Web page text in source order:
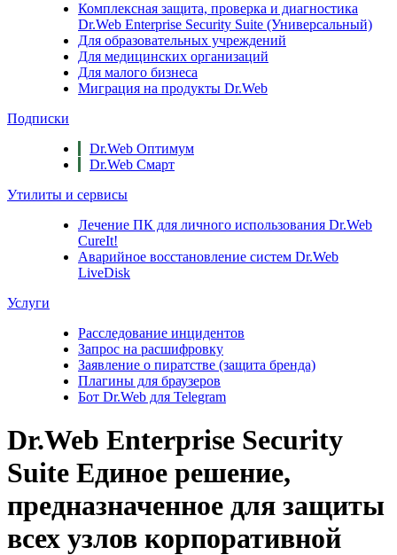
Комплексная защита, проверка и диагностика
Dr.Web Enterprise Security Suite (Универсальный)
Для образовательных учреждений
Для медицинских организаций
Для малого бизнеса
Миграция на продукты Dr.Web
Подписки
Dr.Web Оптимум
Dr.Web Смарт
Утилиты и сервисы
Лечение ПК для личного использования Dr.Web
CureIt!
Аварийное восстановление систем Dr.Web
LiveDisk
Услуги
Расследование инцидентов
Запрос на расшифровку
Заявление о пиратстве (защита бренда)
Плагины для браузеров
Бот Dr.Web для Telegram
Dr.Web Enterprise Security
Suite Единое решение,
предназначенное для защиты
всех узлов корпоративной